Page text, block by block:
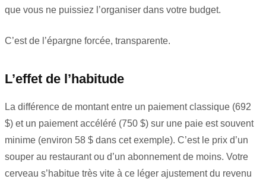
que vous ne puissiez l’organiser dans votre budget.
C’est de l’épargne forcée, transparente.
L’effet de l’habitude
La différence de montant entre un paiement classique (692
$) et un paiement accéléré (750 $) sur une paie est souvent
minime (environ 58 $ dans cet exemple). C’est le prix d’un
souper au restaurant ou d’un abonnement de moins. Votre
cerveau s’habitue très vite à ce léger ajustement du revenu